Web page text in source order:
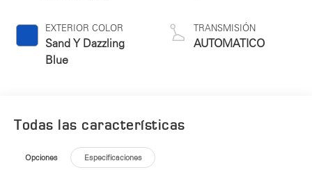
EXTERIOR COLOR
Sand Y Dazzling
Blue
TRANSMISIÓN
AUTOMATICO
Todas las características
Opciones Especificaciones